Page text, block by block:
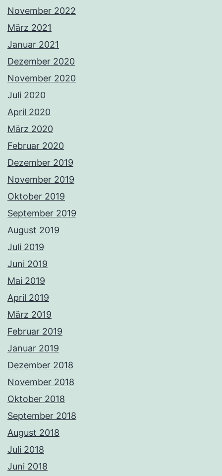
November 2022
März 2021
Januar 2021
Dezember 2020
November 2020
Juli 2020
April 2020
März 2020
Februar 2020
Dezember 2019
November 2019
Oktober 2019
September 2019
August 2019
Juli 2019
Juni 2019
Mai 2019
April 2019
März 2019
Februar 2019
Januar 2019
Dezember 2018
November 2018
Oktober 2018
September 2018
August 2018
Juli 2018
Juni 2018